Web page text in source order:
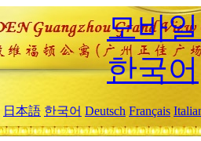
모바
한국어
日本語 한국어 Deutsch Français